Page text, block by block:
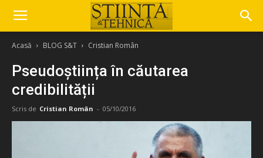
Acasă BLOG S&T Cristian Român
Pseudoștiința în căutarea
credibilității
Scris de Cristian Român - 05/10/2016